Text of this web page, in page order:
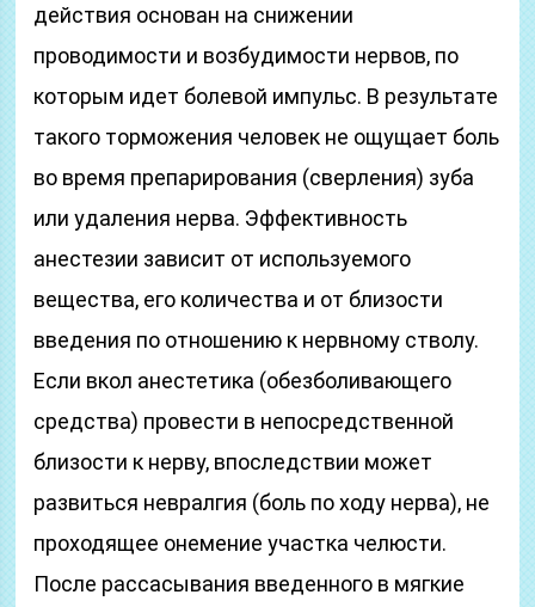
действия основан на снижении
проводимости и возбудимости нервов, по
которым идет болевой импульс. В результате
такого торможения человек не ощущает боль
во время препарирования (сверления) зуба
или удаления нерва. Эффективность
анестезии зависит от используемого
вещества, его количества и от близости
введения по отношению к нервному стволу.
Если вкол анестетика (обезболивающего
средства) провести в непосредственной
близости к нерву, впоследствии может
развиться невралгия (боль по ходу нерва), не
проходящее онемение участка челюсти.
После рассасывания введенного в мягкие